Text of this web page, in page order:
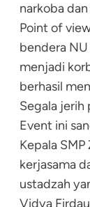
narkoba
Point of
bendera
menjadi
berhasil
Segala jerih
Event ini
Kepala
kerjasama
ustadzah
Vidya